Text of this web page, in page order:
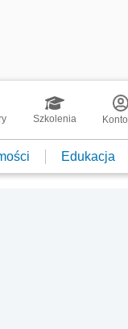
Szkolenia Konto
Edukacja